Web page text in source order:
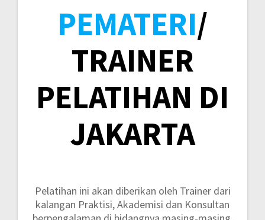
PEMATERI/
TRAINER
PELATIHAN DI
JAKARTA
Pelatihan ini akan diberikan oleh Trainer dari
kalangan Praktisi, Akademisi dan Konsultan